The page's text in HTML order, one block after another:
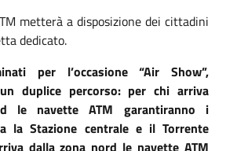
metterà a disposizione dei cittadini
dedicato.
per l’occasione “Air Show”,
duplice percorso: per chi arriva
le navette ATM garantiranno i
la Stazione centrale e il Torrente
dalla zona nord le navette ATM